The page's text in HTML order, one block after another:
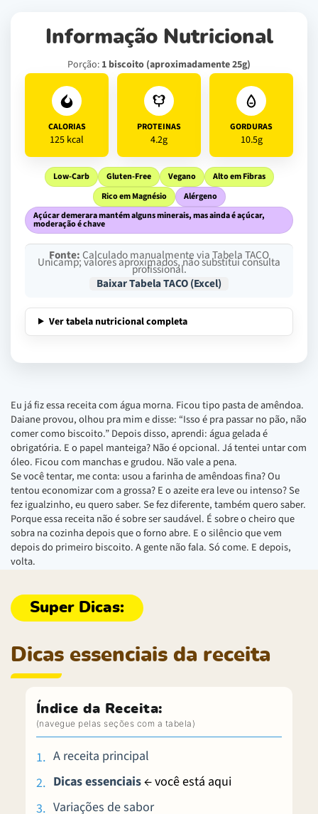
Informação Nutricional
Porção: 1 biscoito (aproximadamente 25g)
CALORIAS
125 kcal
PROTEINAS
4.2g
GORDURAS
10.5g
Low-Carb Gluten-Free Vegano
Alto em Fibras
Rico em Magnésio
Alérgeno
Açúcar demerara mantém alguns minerais, mas ainda é açúcar,
moderação é chave
Fonte:Calculado manualmente via Tabela TACO
Unicamp; valores aproximados, não substitui consulta
profissional.
Baixar Tabela TACO (Excel)
Ver tabela nutricional completa
Eu já fiz essa receita com água morna. Ficou tipo pasta de amêndoa.
Daiane provou, olhou pra mim e disse: “Isso é pra passar no pão, não
comer como biscoito.” Depois disso, aprendi: água gelada é
obrigatória. E o papel manteiga? Não é opcional. Já tentei untar com
óleo. Ficou com manchas e grudou. Não vale a pena.
Se você tentar, me conta: usou a farinha de amêndoas fina? Ou
tentou economizar com a grossa? E o azeite era leve ou intenso? Se
fez igualzinho, eu quero saber. Se fez diferente, também quero saber.
Porque essa receita não é sobre ser saudável. É sobre o cheiro que
sobra na cozinha depois que o forno abre. E o silêncio que vem
depois do primeiro biscoito. A gente não fala. Só come. E depois,
volta.
Dicas essenciais da receita
Índice da Receita:
A receita principal
Dicas essenciais← você está aqui
Variações de sabor